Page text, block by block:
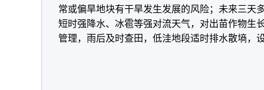
常或偏旱地块有干旱发生发展的风险；未来三天
短时强降水、冰雹等强对流天气，对出苗作物生
管理，雨后及时查田，低洼地段适时排水散墒，